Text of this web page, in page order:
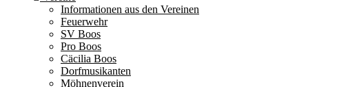
Informationen aus den Vereinen
Feuerwehr
SV Boos
Pro Boos
Cäcilia Boos
Dorfmusikanten
Möhnenverein